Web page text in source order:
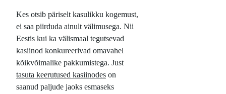
Kes otsib päriselt kasulikku kogemust,
ei saa piirduda ainult välimusega. Nii
Eestis kui ka välismaal tegutsevad
kasiinod konkureerivad omavahel
kõikvõimalike pakkumistega. Just
tasuta keerutused kasiinodes on
saanud paljude jaoks esmaseks